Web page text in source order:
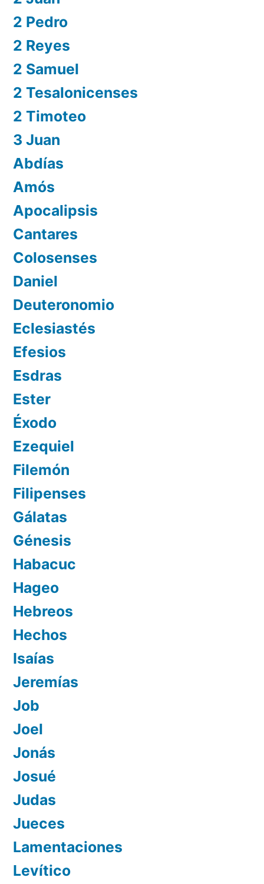
2 Pedro
2 Reyes
2 Samuel
2 Tesalonicenses
2 Timoteo
3 Juan
Abdías
Amós
Apocalipsis
Cantares
Colosenses
Daniel
Deuteronomio
Eclesiastés
Efesios
Esdras
Ester
Éxodo
Ezequiel
Filemón
Filipenses
Gálatas
Génesis
Habacuc
Hageo
Hebreos
Hechos
Isaías
Jeremías
Job
Joel
Jonás
Josué
Judas
Jueces
Lamentaciones
Levítico